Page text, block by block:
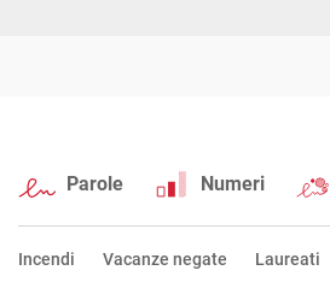
Parole Numeri
Incendi Vacanze negate Laureati